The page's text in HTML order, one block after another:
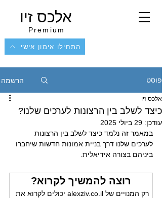
אלכס זיו
Premium
התחילו אימון אישי
פוסט הרשמה
כיצד לשלב בין הרצונות לערכים שלנו?
אלכס זיו
עודכן: 29 ביולי 2025
במאמר זה נלמד כיצד לשלב בין הרצונות
לערכים שלנו דרך בניית אמונות חדשות שיחברו
ביניהם בצורה אידיאלית.
רוצה להמשיך לקרוא?
רק המנויים של alexziv.co.il יכולים לקרוא את